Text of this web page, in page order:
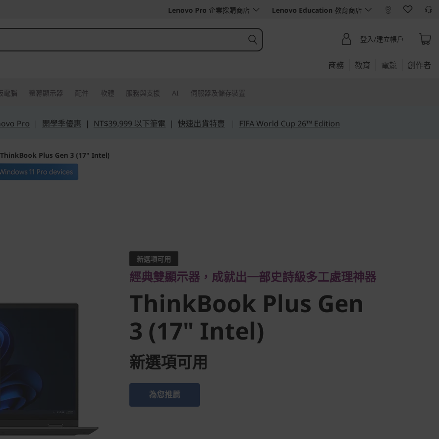
Lenovo Pro 企業採購商店 Lenovo Education 教育商店
登入/建立帳戶
商務 教育 電競 創作者
電腦 螢幕顯示器 配件 軟體 服務與支援 AI 伺服器及儲存裝置
Pro | 開學季優惠 | NT$39,999 以下筆電 | 快速出貨特賣 | FIFA World Cup 26™ Edition
ThinkBook Plus Gen 3 (17" Intel)
ThinkBook Plus Gen
3 (17" Intel)
新選項可用
經典雙顯示器，成就出一部史詩級多工處理神器
ThinkBook Plus Gen
3 (17" Intel)
新選項可用
為您推薦